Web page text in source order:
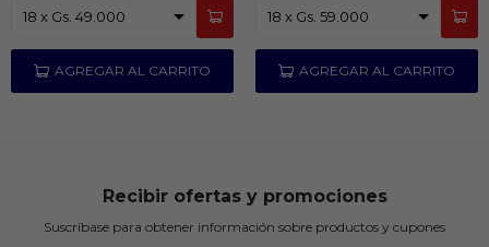
Recibir ofertas y promociones
Suscríbase para obtener información sobre productos y cupones